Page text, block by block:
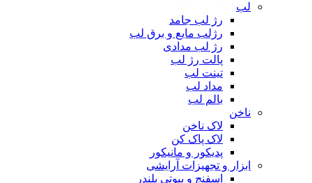
لب
رژ لب جامد
رژلب مایع و برق لب
رژ لب مدادی
پالت رژ لب
تینت لب
مداد لب
بالم لب
ناخن
لاک ناخن
لاک پاک کن
پدیکور و مانیکور
ابزار و تجهیزات آرایشی
اسفنج و بیوتی بلندر